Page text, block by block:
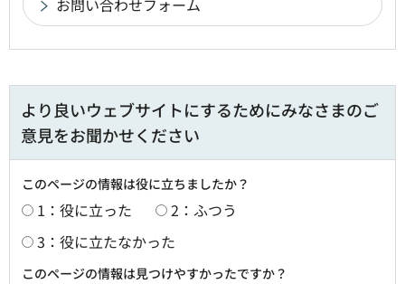
より良いウェブサイトにするためにみなさまのご
意見をお聞かせください
このページの情報は役に立ちましたか？
1：役に立った
2：ふつう
3：役に立たなかった
このページの情報は見つけやすかったですか？